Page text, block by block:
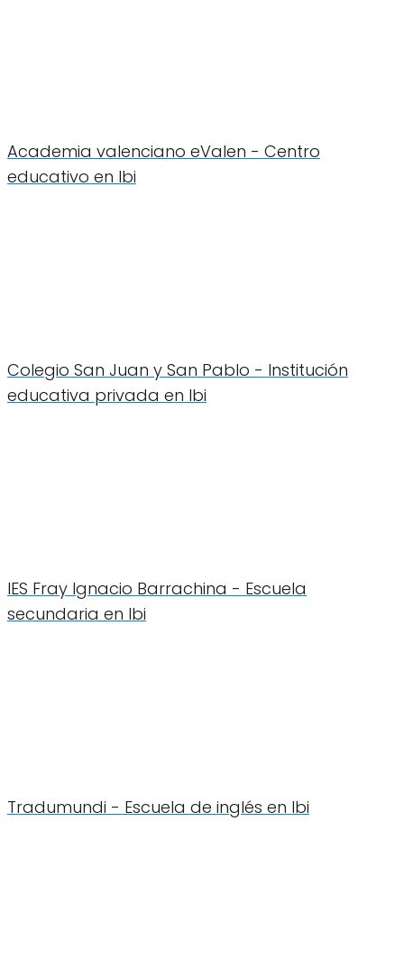
Academia valenciano eValen - Centro
educativo en Ibi
Colegio San Juan y San Pablo - Institución
educativa privada en Ibi
IES Fray Ignacio Barrachina - Escuela
secundaria en Ibi
Tradumundi - Escuela de inglés en Ibi